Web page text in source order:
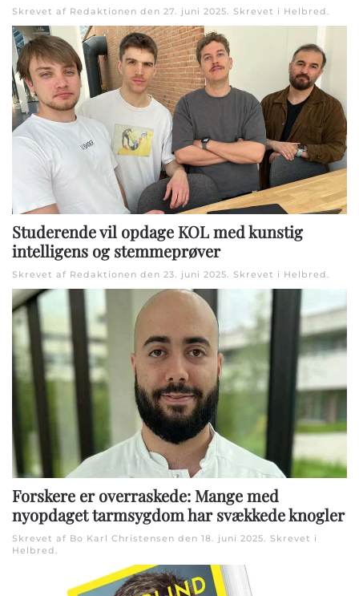
Skrevet af Redaktionen den 27. juni 2025. Skrevet i Helbred.
Studerende vil opdage KOL med kunstig
intelligens og stemmeprøver
Skrevet af Redaktionen den 23. juni 2025. Skrevet i Helbred.
Forskere er overraskede: Mange med
nyopdaget tarmsygdom har svækkede knogler
Skrevet af Bo Karl Christensen den 18. juni 2025 . Skrevet i
Helbred